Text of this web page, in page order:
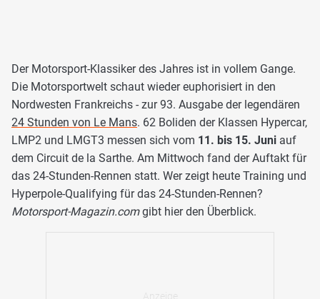
Der Motorsport-Klassiker des Jahres ist in vollem Gange.
Die Motorsportwelt schaut wieder euphorisiert in den
Nordwesten Frankreichs - zur 93. Ausgabe der legendären
24 Stunden von Le Mans. 62 Boliden der Klassen Hypercar,
LMP2 und LMGT3 messen sich vom 11. bis 15. Juni auf
dem Circuit de la Sarthe. Am Mittwoch fand der Auftakt für
das 24-Stunden-Rennen statt. Wer zeigt heute Training und
Hyperpole-Qualifying für das 24-Stunden-Rennen?
Motorsport-Magazin.comgibt hier den Überblick.